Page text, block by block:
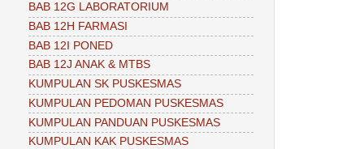
BAB 12G LABORATORIUM
BAB 12H FARMASI
BAB 12I PONED
BAB 12J ANAK & MTBS
KUMPULAN SK PUSKESMAS
KUMPULAN PEDOMAN PUSKESMAS
KUMPULAN PANDUAN PUSKESMAS
KUMPULAN KAK PUSKESMAS